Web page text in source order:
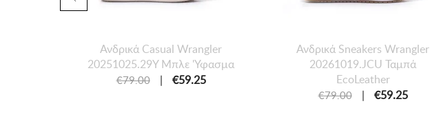
Ανδρικά Casual Wrangler
20251025.29Y Μπλε 'Υφασμα
€79.00 | €59.25
Ανδρικά Sneakers Wrangler
20261019.JCU Ταμπά
EcoLeather
€79.00 | €59.25